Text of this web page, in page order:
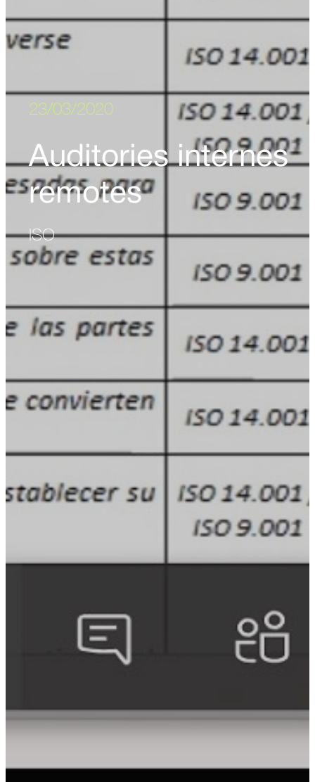
23/03/2020
Auditories internes
remotes
ISO